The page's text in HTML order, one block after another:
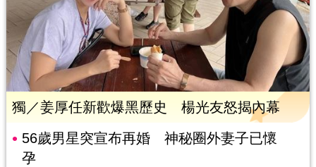
獨／姜厚任新歡爆黑歷史 楊光友怒揭內幕
56歲男星突宣布再婚 神秘圈外妻子已懷
孕